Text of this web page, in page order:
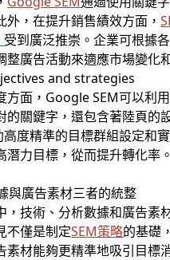
外，在提升銷售績效方面，
受到廣泛推崇。企業可根據
整廣告活動來適應市場變化
方面，Google SEM可以利
的關鍵字，還包含著陸頁的
度精準的目標群組設定和
潛力目標，從而提升轉化率
與廣告素材三者的統整
，技術、分析數據和廣告素
不僅是制定SEM策略的基礎
素材能夠更精準地吸引目標